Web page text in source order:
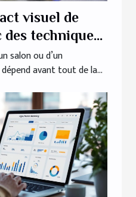
visuel de
techniques
salon ou d’un
avant tout de la...